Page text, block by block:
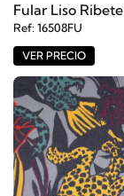
Fular Liso Ribete
Ref: 16508FU
VER PRECIO